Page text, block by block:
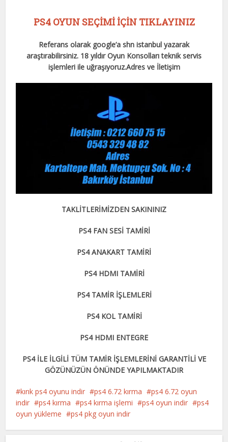
PS4 OYUN SEÇİMİ İÇİN TIKLAYINIZ
Referans olarak google’a shn istanbul yazarak
araştırabilirsiniz. 18 yıldır Oyun Konsolları teknik servis
işlemleri ile uğraşıyoruz.Adres ve İletişim
TAKLİTLERİMİZDEN SAKININIZ
PS4 FAN SESİ TAMİRİ
PS4 ANAKART TAMİRİ
PS4 HDMI TAMİRİ
PS4 TAMİR İŞLEMLERİ
PS4 KOL TAMİRİ
PS4 HDMI ENTEGRE
PS4 İLE İLGİLİ TÜM TAMİR İŞLEMLERİNİ GARANTİLİ VE
GÖZÜNÜZÜN ÖNÜNDE YAPILMAKTADIR
kırık ps4 oyunu indir ps4 6.72 kırma
ps4 6.72 oyun
indir
ps4 kırma ps4 kırma işlemi ps4 oyun indir
ps4
oyun yükleme
ps4 pkg oyun indir